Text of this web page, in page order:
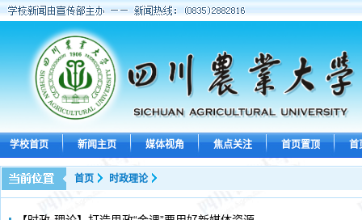
学校首页 新闻主页 媒体视角 焦点关注 首页置顶 首
首页 时政理论